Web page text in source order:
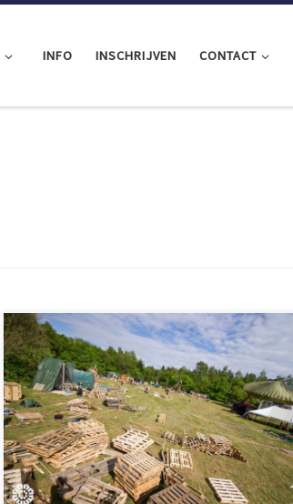
INFO INSCHRIJVEN CONTACT
Het duurt nog maar twee weken voordat
Huttenbouwspektakel 2018 van start gaat, maar we
hebben nog niet bekendgemaakt wat dit jaar de
creatieve workshop is. Wapenschild ontwerpen, vlag
maken en letter schilderen stonden afgelopen
op het programma, dit jaar is het t-shirt versieren!
deelnemende kinderen krijgen hun eigen […]